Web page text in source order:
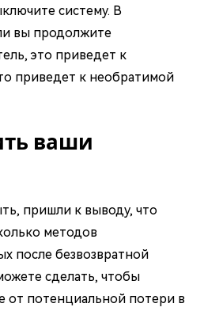
систему. В
вы продолжите
это приведет к
приведет к необратимой
ваши
пришли к выводу, что
методов
после безвозвратной
сделать, чтобы
от потенциальной потери в